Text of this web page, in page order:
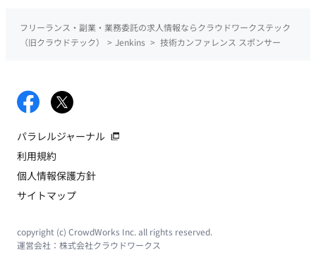
フリーランス・副業・業務委託の求人情報ならクラウドワークステック
（旧クラウドテック）
> Jenkins > 技術カンファレンス スポンサー
パラレルジャーナル
利用規約
個人情報保護方針
サイトマップ
copyright (c) CrowdWorks Inc. all rights reserved.
運営会社： 株式会社クラウドワークス